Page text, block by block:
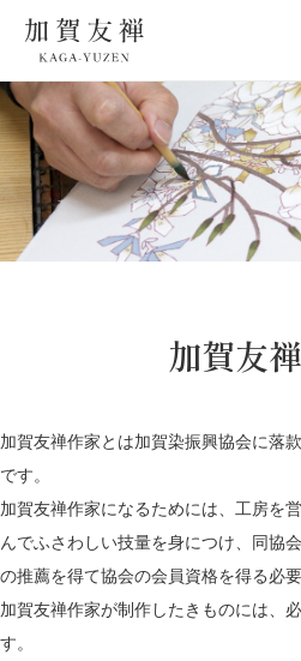
加賀友
加賀友禅作家とは加賀染振興協会に落
です。
加賀友禅作家になるためには、工房を
んでふさわしい技量を身につけ、 同協
の推薦を得て協会の会員資格を得る必要
加賀友禅作家が制作したきものには、
す。